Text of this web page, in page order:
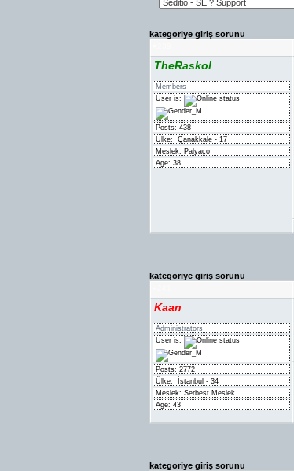
kategoriye giriş sorunu
TheRaskol
Members
User is:
Posts: 438
Ülke:
Çanakkale - 17
Meslek: Palyaço
Age: 38
kategoriye giriş sorunu
Kaan
Administrators
User is:
Posts: 2772
Ülke:
İstanbul - 34
Meslek: Serbest Meslek
Age: 43
kategoriye giriş sorunu